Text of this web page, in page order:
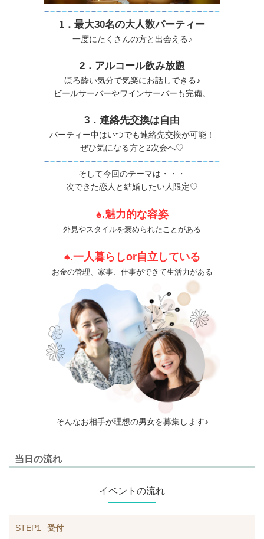
1．最大30名の大人数パーティー
一度にたくさんの方と出会える♪
2．アルコール飲み放題
ほろ酔い気分で気楽にお話しできる♪
ビールサーバーやワインサーバーも完備。
3．連絡先交換は自由
パーティー中はいつでも連絡先交換が可能！
ぜひ気になる方と2次会へ♡
そして今回のテーマは・・・
次できた恋人と結婚したい人限定♡
♠.魅力的な容姿
外見やスタイルを褒められたことがある
♠.一人暮らしor自立している
お金の管理、家事、仕事ができて生活力がある
そんなお相手が理想の男女を募集します♪
当日の流れ
イベントの流れ
STEP1 受付